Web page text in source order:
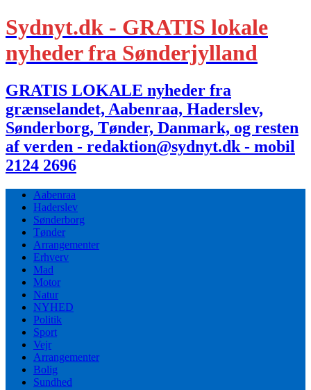
Sydnyt.dk - GRATIS lokale
nyheder fra Sønderjylland
GRATIS LOKALE nyheder fra
grænselandet, Aabenraa, Haderslev,
Sønderborg, Tønder, Danmark, og resten
af verden - redaktion@sydnyt.dk - mobil
2124 2696
Aabenraa
Haderslev
Sønderborg
Tønder
Arrangementer
Erhverv
Mad
Motor
Natur
NYHED
Politik
Sport
Vejr
Arrangementer
Bolig
Sundhed